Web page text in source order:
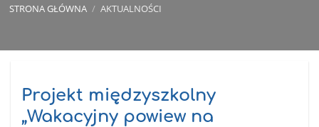
STRONA GŁÓWNA / AKTUALNOŚCI
Projekt międzyszkolny
„Wakacyjny powiew na